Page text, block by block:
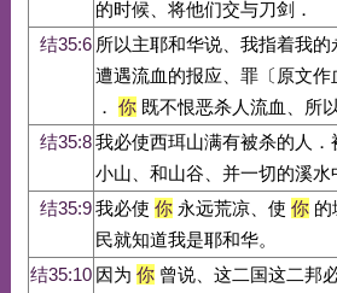
的时候、将他们交与刀剑．
结35:6 所以主耶和华说、我指着我
遭遇流血的报应、罪〔原文
． 你既不恨恶杀人流血、所
结35:8我必使西珥山满有被杀的人．
小山、和山谷、并一切的溪水
结35:9我必使 你永远荒凉、使 你的
民就知道我是耶和华。
结35:10 因为 你曾说、这二国这二邦